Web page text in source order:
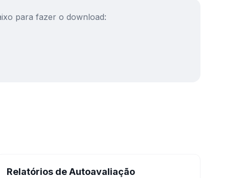
para fazer o download:
Relatórios de Autoavaliação